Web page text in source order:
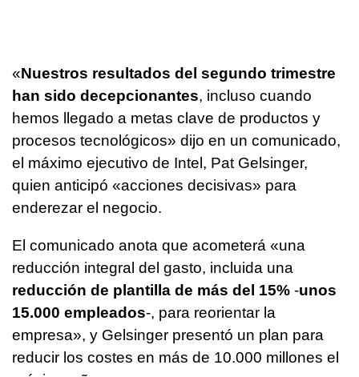
«Nuestros resultados del segundo trimestre
han sido decepcionantes, incluso cuando
hemos llegado a metas clave de productos y
procesos tecnológicos» dijo en un comunicado,
el máximo ejecutivo de Intel, Pat Gelsinger,
quien anticipó «acciones decisivas» para
enderezar el negocio.
El comunicado anota que acometerá «una
reducción integral del gasto, incluida una
reducción de plantilla de más del 15% -unos
15.000 empleados-, para reorientar la
empresa», y Gelsinger presentó un plan para
reducir los costes en más de 10.000 millones el